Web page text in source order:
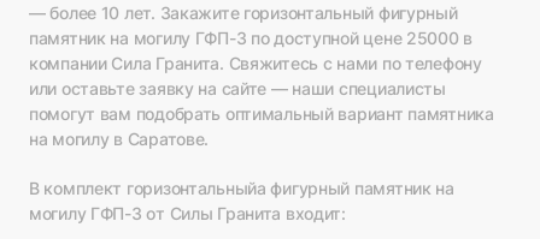
— более 10 лет. Закажите горизонтальный фигурный
памятник на могилу ГФП-3 по доступной цене 25000 в
компании Сила Гранита. Свяжитесь с нами по телефону
или оставьте заявку на сайте — наши специалисты
помогут вам подобрать оптимальный вариант памятника
на могилу в Саратове.
В комплект горизонтальныйа фигурный памятник на
могилу ГФП-3 от Силы Гранита входит: